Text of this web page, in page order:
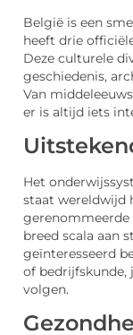
België is een
heeft drie
Deze culturele
geschiedenis,
Van
er is altijd iets
Het
staat wereldwijd
gerenommeerde
breed scala aan
geïnteresseerd
of bedrijfskunde,
volgen.